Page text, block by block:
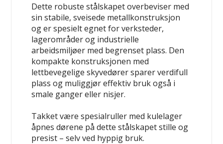
Dette robuste stålskapet overbeviser med
sin stabile, sveisede metallkonstruksjon
og er spesielt egnet for verksteder,
lagerområder og industrielle
arbeidsmiljøer med begrenset plass. Den
kompakte konstruksjonen med
lettbevegelige skyvedører sparer verdifull
plass og muliggjør effektiv bruk også i
smale ganger eller nisjer.
Takket være spesialruller med kulelager
åpnes dørene på dette stålskapet stille og
presist – selv ved hyppig bruk.